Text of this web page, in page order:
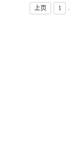
上页 1